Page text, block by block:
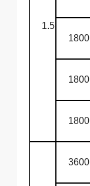
1.5
1800
1800
1800
3600